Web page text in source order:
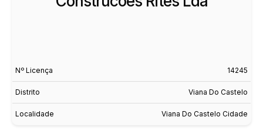
Nº Licença 14245
Distrito Viana Do Castelo
Localidade Viana Do Castelo Cidade